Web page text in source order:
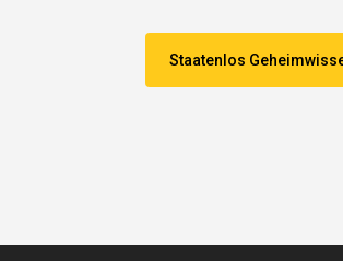
Staatenlos